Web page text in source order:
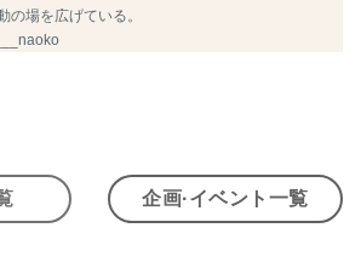
の場を広げている。
企画·イベント一覧